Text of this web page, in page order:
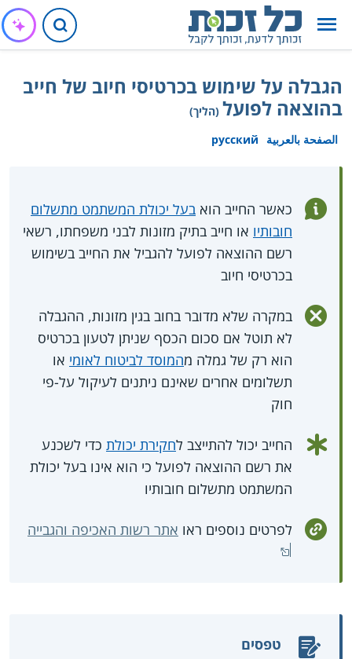
הגבלה על שימוש בכרטיסי חיוב של חייב
בהוצאה לפועל (הליך)
الصفحة بالعربية
русский
כאשר החייב הוא בעל יכולת המשתמט מתשלום
חובותיו או חייב בתיק מזונות לבני משפחתו, רשאי
רשם ההוצאה לפועל להגביל את החייב בשימוש
בכרטיסי חיוב
במקרה שלא מדובר בחוב בגין מזונות, ההגבלה
לא תוטל אם סכום הכסף שניתן לטעון בכרטיס
הוא רק של גמלה מהמוסד לביטוח לאומי או
תשלומים אחרים שאינם ניתנים לעיקול על-פי
חוק
החייב יכול להתייצב לחקירת יכולת כדי לשכנע
את רשם ההוצאה לפועל כי הוא אינו בעל יכולת
המשתמט מתשלום חובותיו
לפרטים נוספים ראו אתר רשות האכיפה והגבייה
טפסים